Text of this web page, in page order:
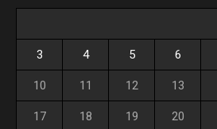
3 4 5 6
10 11 12 13
17 18 19 20